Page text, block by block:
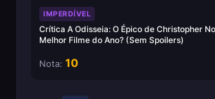
IMPERDÍVEL
Crítica A Odisseia: O Épico de Christopher
Melhor Filme do Ano? (Sem Spoilers)
Nota: 10